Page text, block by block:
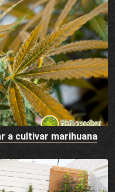
a cultivar marihuana